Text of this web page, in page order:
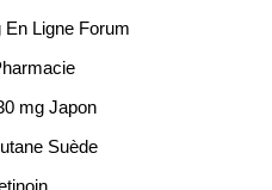
Ligne Forum
mg Japon
Suède